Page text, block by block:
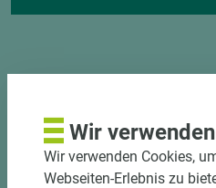
Wir
Wir verwenden Cookies,
Webseiten-Erlebnis zu